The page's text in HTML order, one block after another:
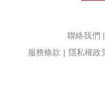
聯絡我們 |
服務條款 | 隱私權政